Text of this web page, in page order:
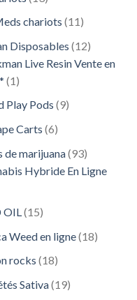
chariots 1111
Disposables 1212
produits
Live Resin Vente en
11
Play Pods 99
Carts 66
de marijuana 9393
produits
Hybride En Ligne
OIL 1515
Weed en ligne 1818
rocks 1818
Sativa 1919